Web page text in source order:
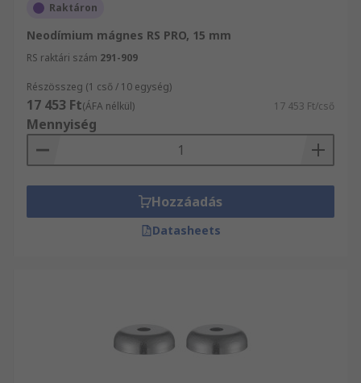
Raktáron
Neodímium mágnes RS PRO, 15 mm
RS raktári szám 291-909
Részösszeg (1 cső / 10 egység)
17 453 Ft(ÁFA nélkül) 17 453 Ft/cső
Mennyiség
Hozzáadás
Datasheets